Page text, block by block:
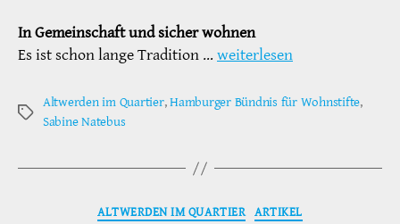
In Gemeinschaft und sicher wohnen
Es ist schon lange Tradition … weiterlesen
Schlagwörter
Altwerden im Quartier,Hamburger Bündnis für Wohnstifte,
Sabine Natebus
Kategorien
ALTWERDEN IM QUARTIER ARTIKEL